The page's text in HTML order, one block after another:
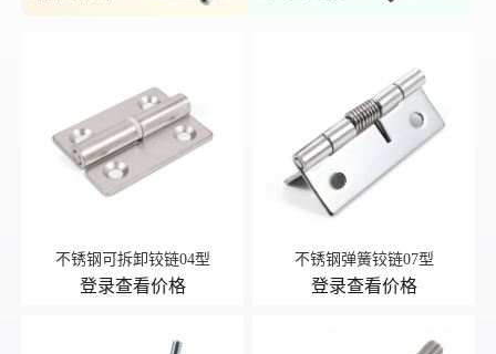
不锈钢可拆卸铰链04型
登录查看价格
不锈钢弹簧铰链07型
登录查看价格